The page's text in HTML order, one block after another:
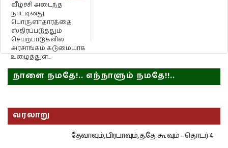
வீழ்ச்சி அடைந்த
நாட்டினது
பொருளாதாரத்தை
ஸ்திரப்படுத்தும்
செயற்பாடுகளில்
அரசாங்கம் கடுமையாக
உழைத்துள்...
நாளை நமதே!.. எந்நாளும் நமதே!!..
வரலாறு
தேவாவும், பிரபாவும், த.தே. கூ வும் – தொடர் 4